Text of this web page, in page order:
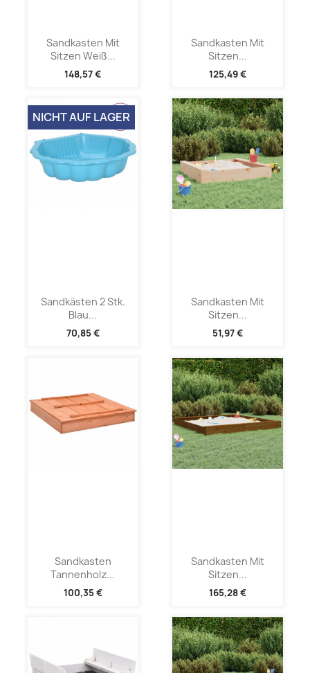
Sandkasten Mit
Sitzen Weiß...
148,57 €
Sandkasten Mit
Sitzen...
125,49 €
Sandkästen 2 Stk.
Blau...
70,85 €
NICHT AUF LAGER
Sandkasten Mit
Sitzen...
51,97 €
Sandkasten
Tannenholz...
100,35 €
Sandkasten Mit
Sitzen...
165,28 €